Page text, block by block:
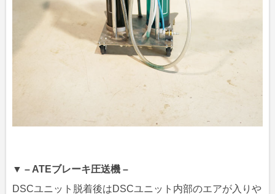
▼ – ATEブレーキ圧送機 –
DSCユニット脱着後はDSCユニット内部のエアが入りや